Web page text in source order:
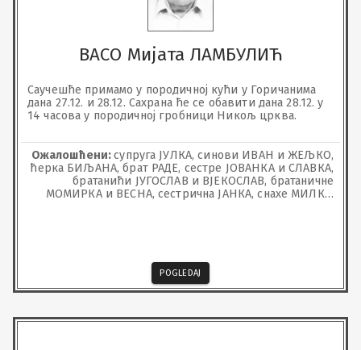
ВАСО Мијата ЛАМБУЛИЋ
Саучешће примамо у породичној кући у Горичанима
дана 27.12. и 28.12. Сахрана ће се обавити дана 28.12. у
14 часова у породичној гробници Никољ црква.
Ожалошћени:супруга ЈУЛКА, синови ИВАН и ЖЕЉКО,
ћерка БИЉАНА, брат РАДЕ, сестре ЈОВАНКА и СЛАВКА,
братанићи ЈУГОСЛАВ и ВЈЕКОСЛАВ, братаничне
МОМИРКА и ВЕСНА, сестрична ЈАНКА, снахе МИЛКА,
POGLEDAJ